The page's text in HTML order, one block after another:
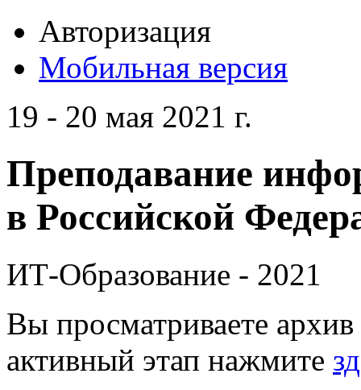
Авторизация
Мобильная версия
19 - 20 мая 2021 г.
Преподавание
в Российской
ИТ-Образование - 2021
Вы просматриваете
активный этап нажмите